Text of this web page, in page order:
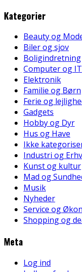
Kategorier
Beauty og
Biler og sjov
Boligindretning
Computer og IT
Elektronik
Familie og Børn
Ferie og
Gadgets
Hobby og Dyr
Hus og Have
Ikke
Industri og
Kunst og kultur
Mad og
Musik
Nyheder
Service og
Shopping og
Meta
Log ind